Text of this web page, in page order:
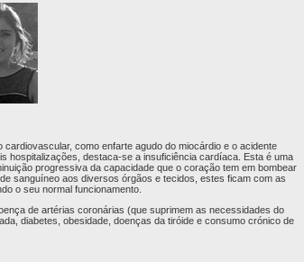
como enfarte agudo do miocárdio e o acidente
hospitalizações, destaca-se a insuficiência cardíaca. Esta é uma
progressiva da capacidade que o coração tem em bombear
sanguíneo aos diversos órgãos e tecidos, estes ficam com as
o seu normal funcionamento.
de artérias coronárias (que suprimem as necessidades do
diabetes, obesidade, doenças da tiróide e consumo crónico de